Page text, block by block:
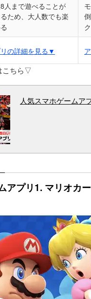
人まで遊べることが
ため、大人数でも楽
の詳細を見る▼
こちら▽
人気スマホゲームア
アプリ1. マリオカ